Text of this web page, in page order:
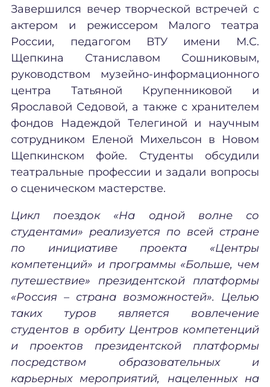
Завершился вечер творческой встречей с
актером и режиссером Малого театра
России, педагогом ВТУ имени М.С.
Щепкина Станиславом Сошниковым,
руководством музейно-информационного
центра Татьяной Крупенниковой и
Ярославой Седовой, а также с хранителем
фондов Надеждой Телегиной и научным
сотрудником Еленой Михельсон в Новом
Щепкинском фойе. Студенты обсудили
театральные профессии и задали вопросы
о сценическом мастерстве.
Цикл поездок «На одной волне со
студентами» реализуется по всей стране
по инициативе проекта «Центры
компетенций» и программы «Больше, чем
путешествие» президентской платформы
«Россия – страна возможностей». Целью
таких туров является вовлечение
студентов в орбиту Центров компетенций
и проектов президентской платформы
посредством образовательных и
карьерных мероприятий, нацеленных на